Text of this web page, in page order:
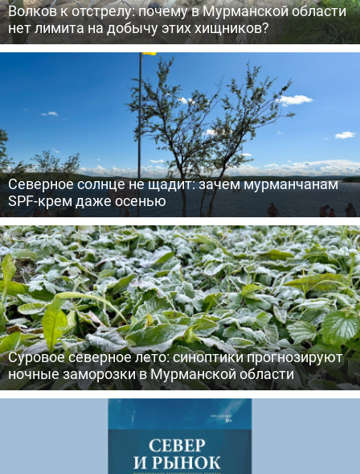
Волков к отстрелу: почему в Мурманской области
нет лимита на добычу этих хищников?
Северное солнце не щадит: зачем мурманчанам
SPF-крем даже осенью
Суровое северное лето: синоптики прогнозируют
ночные заморозки в Мурманской области